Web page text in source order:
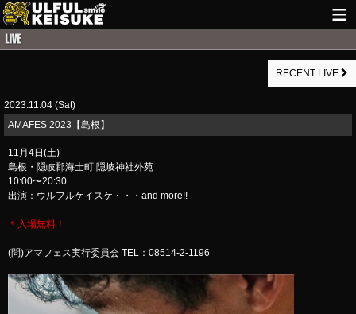
GUITAR WORKS
MAIL
RECENT LIVE
2023.11.04 (Sat)
​AMAFES 2023【島根】
11月4日(土)
島根・隠岐郡海士町 隠岐神社外苑
10:00〜20:30
出演：ウルフルケイスケ・・・and more!!
＊入場無料！
(問)アマフェス実行委員会 TEL：08514-2-1196